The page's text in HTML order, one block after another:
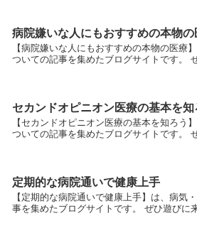
病院嫌いな人にもおすすめの本物の
【病院嫌いな人にもおすすめの本物の医療
ついての記事を集めたブログサイトです。
セカンドオピニオン医療の基本を知
【セカンドオピニオン医療の基本を知ろう
ついての記事を集めたブログサイトです。
定期的な病院通いで健康上手
【定期的な病院通いで健康上手】は、病気
事を集めたブログサイトです。 ぜひ遊びに